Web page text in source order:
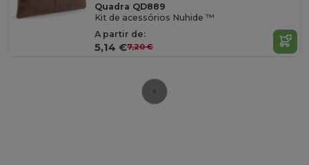
Quadra QD889
Kit de acessórios Nuhide ™
A partir de:
5,14 €7,20 €